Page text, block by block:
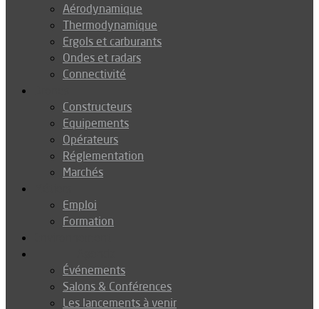
Aérodynamique
Thermodynamique
Ergols et carburants
Ondes et radars
Connectivité
Constructeurs
Equipements
Opérateurs
Réglementation
Marchés
Emploi
Formation
Événements
Salons & Conférences
Les lancements à venir